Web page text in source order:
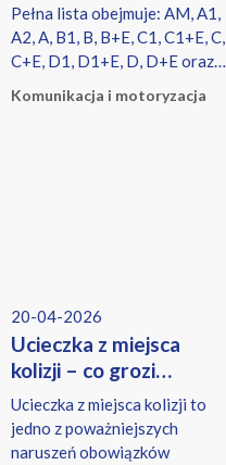
Pełna lista obejmuje: AM, A1,
A2, A, B1, B, B+E, C1, C1+E, C,
C+E, D1, D1+E, D, D+E oraz
Komunikacja i motoryzacja
20-04-2026
Ucieczka z miejsca
kolizji – co grozi
za ucieczkę z miejsca
zdarzenia?
Ucieczka z miejsca kolizji to
jedno z poważniejszych
naruszeń obowiązków